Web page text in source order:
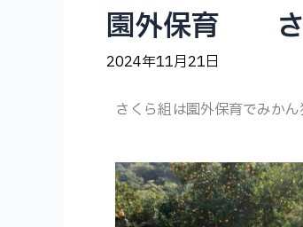
園外保育 さ
2024年11月21日
さくら組は園外保育でみか